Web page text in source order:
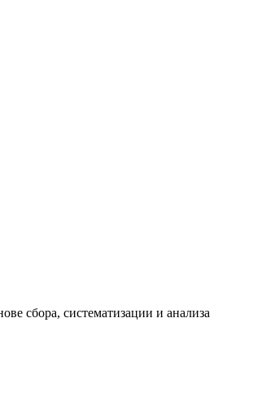
сбора, систематизации и анализа